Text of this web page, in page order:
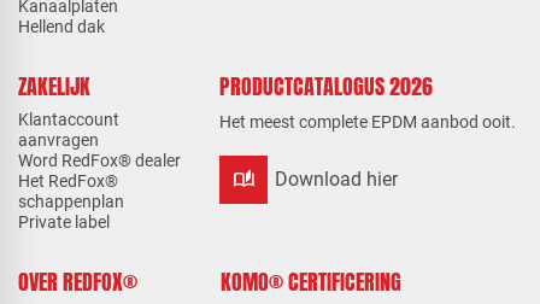
Kanaalplaten
Hellend dak
ZAKELIJK
Klantaccount
aanvragen
Word RedFox® dealer
Het RedFox®
schappenplan
Private label
PRODUCTCATALOGUS 2026
Het meest complete EPDM aanbod ooit.
auto_stories Download hier
OVER REDFOX® KOMO® CERTIFICERING